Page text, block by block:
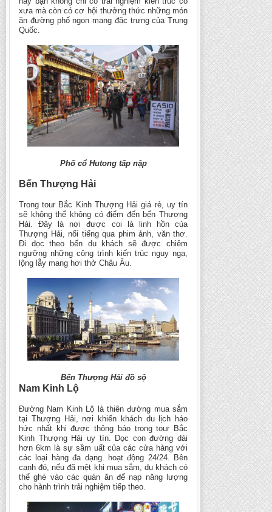
xưa mà còn có cơ hội thưởng thức những món
ăn đường phố ngon mang đặc trưng của Trung
Quốc.
Phố cổ Hutong tấp nập
Bến Thượng Hải
Trong tour Bắc Kinh Thượng Hải giá rẻ, uy tín
sẽ không thể không có điểm đến bến Thượng
Hải. Đây là nơi được coi là linh hồn của
Thượng Hải, nổi tiếng qua phim ảnh, văn thơ.
Đi dọc theo bến du khách sẽ được chiêm
ngưỡng những công trình kiến trúc nguy nga,
lộng lẫy mang hơi thở Châu Âu.
Bến Thượng Hải đồ sộ
Nam Kinh Lộ
Đường Nam Kinh Lộ là thiên đường mua sắm
tại Thượng Hải, nơi khiến khách du lịch háo
hức nhất khi được thông báo trong tour Bắc
Kinh Thượng Hải uy tín. Dọc con đường dài
hơn 6km là sự sầm uất của các cửa hàng với
các loại hàng đa dạng. hoạt động 24/24. Bên
cạnh đó, nếu đã mệt khi mua sắm, du khách có
thể ghé vào các quán ăn để nạp năng lượng
cho hành trình trải nghiệm tiếp theo.